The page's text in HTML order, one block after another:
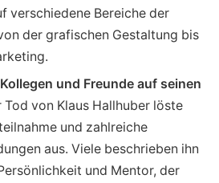
verschiedene Bereiche der
der grafischen Gestaltung bis
und Freunde auf seinen
Tod von Klaus Hallhuber löste
und zahlreiche
aus. Viele beschrieben ihn
und Mentor, der